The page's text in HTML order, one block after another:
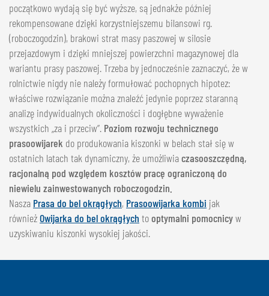
początkowo wydają się być wyższe, są jednakże później
rekompensowane dzięki korzystniejszemu bilansowi rg.
(roboczogodzin), brakowi strat masy paszowej w silosie
przejazdowym i dzięki mniejszej powierzchni magazynowej dla
wariantu prasy paszowej. Trzeba by jednocześnie zaznaczyć, że w
rolnictwie nigdy nie należy formułować pochopnych hipotez:
właściwe rozwiązanie można znaleźć jedynie poprzez staranną
analizę indywidualnych okoliczności i dogłębne wyważenie
wszystkich „za i przeciw”. Poziom rozwoju technicznego
prasoowijarek do produkowania kiszonki w belach stał się w
ostatnich latach tak dynamiczny, że umożliwiaczasooszczędną,
racjonalną pod względem kosztów pracę ograniczoną do
niewielu zainwestowanych roboczogodzin.
Nasza Prasa do bel okrągłych, Prasoowijarka kombi jak
równieżOwijarka do bel okrągłych tooptymalni pomocnicyw
uzyskiwaniu kiszonki wysokiej jakości.